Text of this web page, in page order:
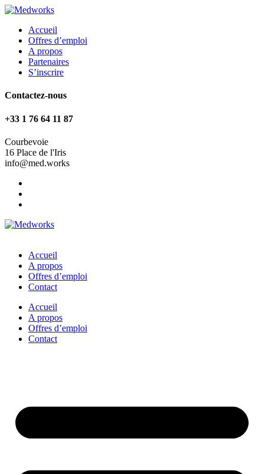
Accueil
Offres d’emploi
A propos
Partenaires
S’inscrire
Contactez-nous
+33 1 76 64 11 87
Courbevoie
16 Place de l'Iris
info@med.works
Accueil
A propos
Offres d’emploi
Contact
Accueil
A propos
Offres d’emploi
Contact